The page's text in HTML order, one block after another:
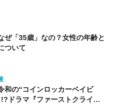
ぜ「35歳」なの？女性の年齢と
ついて
和の“コインロッカーベイビ
ドラマ『ファーストクライ』